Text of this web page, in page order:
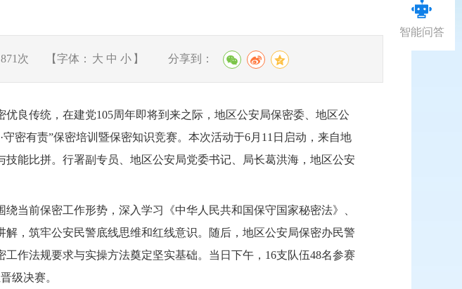
871次 【字体： 大 中 小 】 分享到：
良传统，在建党105周年即将到来之际，地区公安局保密委、地区公
密有责”保密培训暨保密知识竞赛。本次活动于6月11日启动，来自地
能比拼。行署副专员、地区公安局党委书记、局长葛洪海，地区公安
当前保密工作形势，深入学习《中华人民共和国保守国家秘密法》、
，筑牢公安民警底线思维和红线意识。随后，地区公安局保密办民警
作法规要求与实操方法奠定坚实基础。当日下午，16支队伍48名参赛
级决赛。
智能问答